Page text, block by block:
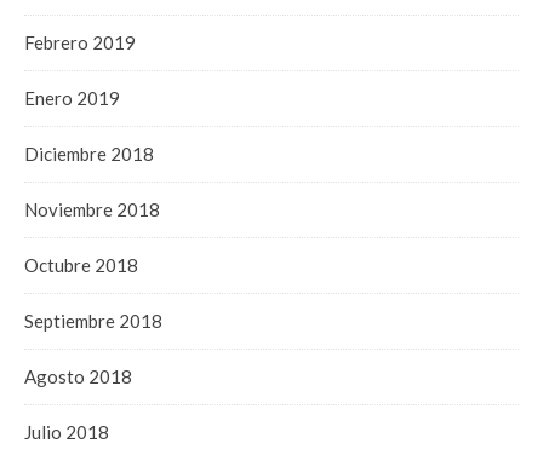
Febrero 2019
Enero 2019
Diciembre 2018
Noviembre 2018
Octubre 2018
Septiembre 2018
Agosto 2018
Julio 2018